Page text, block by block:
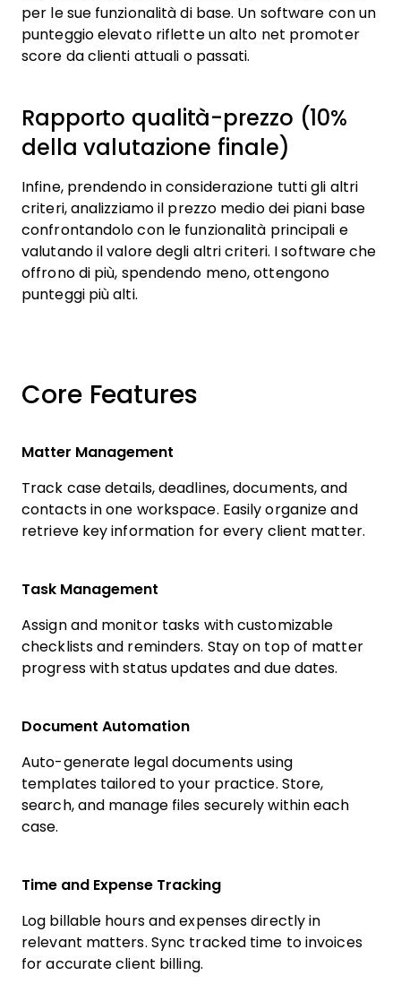
per le sue funzionalità di base. Un software con un
punteggio elevato riflette un alto net promoter
score da clienti attuali o passati.
Rapporto qualità-prezzo (10%
della valutazione finale)
Infine, prendendo in considerazione tutti gli altri
criteri, analizziamo il prezzo medio dei piani base
confrontandolo con le funzionalità principali e
valutando il valore degli altri criteri. I software che
offrono di più, spendendo meno, ottengono
punteggi più alti.
Core Features
Matter Management
Track case details, deadlines, documents, and
contacts in one workspace. Easily organize and
retrieve key information for every client matter.
Task Management
Assign and monitor tasks with customizable
checklists and reminders. Stay on top of matter
progress with status updates and due dates.
Document Automation
Auto-generate legal documents using
templates tailored to your practice. Store,
search, and manage files securely within each
case.
Time and Expense Tracking
Log billable hours and expenses directly in
relevant matters. Sync tracked time to invoices
for accurate client billing.